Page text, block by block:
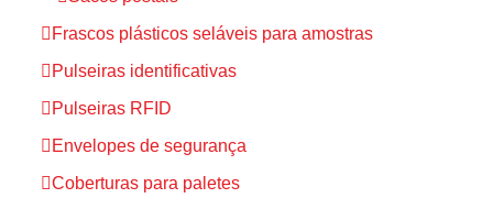
Frascos plásticos seláveis para amostras
Pulseiras identificativas
Pulseiras RFID
Envelopes de segurança
Coberturas para paletes